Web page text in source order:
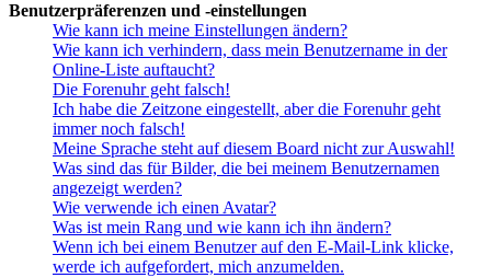
Benutzerpräferenzen und -einstellungen
Wie kann ich meine Einstellungen ändern?
Wie kann ich verhindern, dass mein Benutzername in der
Online-Liste auftaucht?
Die Forenuhr geht falsch!
Ich habe die Zeitzone eingestellt, aber die Forenuhr geht
immer noch falsch!
Meine Sprache steht auf diesem Board nicht zur Auswahl!
Was sind das für Bilder, die bei meinem Benutzernamen
angezeigt werden?
Wie verwende ich einen Avatar?
Was ist mein Rang und wie kann ich ihn ändern?
Wenn ich bei einem Benutzer auf den E-Mail-Link klicke,
werde ich aufgefordert, mich anzumelden.